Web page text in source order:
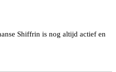
Shiffrin is nog altijd actief en